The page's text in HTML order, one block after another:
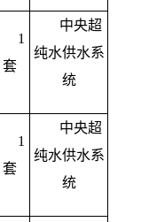
1
套
中央超
纯水供水系
统
1
套
中央超
纯水供水系
统